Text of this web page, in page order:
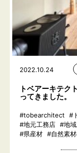
2022.10.24
トベアーキテク
ってきました。
#tobearchitect #
#地元工務店 #地
#県産材 #自然素